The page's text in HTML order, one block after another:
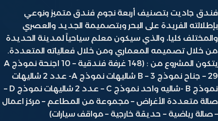
بتصنيف أربعة نجوم فندق متميز ونوعي
الفريدة على البحر وبتصميمة الجديد والعصري
كليا، والذي سيكون معلم سياحياً لمدينة الحديدة
تصميمه المعماري ومن خلال فعالياته المتعددة.
يتكون المشروع من : (148 غرفة فندقية – 10 اجنحة نموذج A
– 29 جناح نموذج B – 3 شاليهات نموذج A- عدد 2 شاليهات
نموذج B -شاليه واحد نموذج C – عدد 2 شاليهات نموذج D –
الأغراض – مجموعة من المطاعم – مركز اعمال
رياضية – حديقة خارجية – مواقف سيارات)